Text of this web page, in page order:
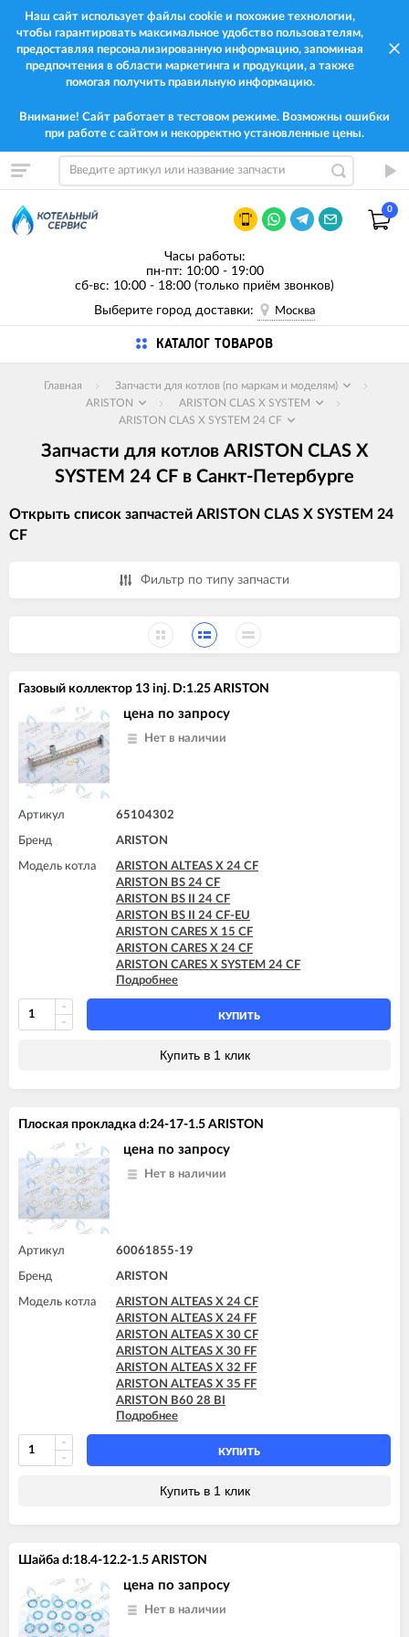
Наш сайт использует файлы cookie и похожие технологии,
чтобы гарантировать максимальное удобство пользователям,
предоставляя персонализированную информацию, запоминая
предпочтения в области маркетинга и продукции, а также
помогая получить правильную информацию.
Внимание! Сайт работает в тестовом режиме. Возможны ошибки
при работе с сайтом и некорректно установленные цены.
0
Часы работы:
пн-пт: 10:00 - 19:00
сб-вс: 10:00 - 18:00 (только приём звонков)
Выберите город доставки:
Москва
КАТАЛОГ ТОВАРОВ
Главная
Запчасти для котлов (по маркам и моделям)
ARISTON
ARISTON CLAS X SYSTEM
ARISTON CLAS X SYSTEM 24 CF
Запчасти для котлов ARISTON CLAS X
SYSTEM 24 CF в Санкт-Петербурге
Открыть список запчастей ARISTON CLAS X SYSTEM 24
CF
Фильтр по типу запчасти
Газовый коллектор 13 inj. D:1.25 ARISTON
цена по запросу
Нет в наличии
Артикул 65104302
Бренд ARISTON
Модель котла
ARISTON ALTEAS X 24 CF
ARISTON BS 24 CF
ARISTON BS II 24 CF
ARISTON BS II 24 CF-EU
ARISTON CARES X 15 CF
ARISTON CARES X 24 CF
ARISTON CARES X SYSTEM 24 CF
ARISTON CLAS 24 CF
ARISTON CLAS 24 FF
ARISTON CLAS B 24 CF
ARISTON CLAS EVO 24 CF
ARISTON CLAS EVO SYSTEM 24 CF
ARISTON EGIS PLUS 24 CF
ARISTON EGIS PLUS 24 CF-EU
ARISTON GENUS 24 FF
ARISTON HS X 24 CF
ARISTON MATIS 24 CF-EU
Подробнее
КУПИТЬ
Купить в 1 клик
Плоская прокладка d:24-17-1.5 ARISTON
цена по запросу
Нет в наличии
Артикул 60061855-19
Бренд ARISTON
Модель котла
ARISTON ALTEAS X 24 CF
ARISTON ALTEAS X 24 FF
ARISTON ALTEAS X 30 CF
ARISTON ALTEAS X 30 FF
ARISTON ALTEAS X 32 FF
ARISTON ALTEAS X 35 FF
ARISTON B60 28 BI
ARISTON B60 30 BFFI
ARISTON BS II 15 FF
ARISTON BS II 24 CF
ARISTON BS II 24 CF-EU
ARISTON CARES X 15 CF
ARISTON CARES X 24 FF
ARISTON CARES X SYSTEM 24 CF
ARISTON CLAS B 24 CF
Подробнее
КУПИТЬ
Купить в 1 клик
Шайба d:18.4-12.2-1.5 ARISTON
цена по запросу
Нет в наличии